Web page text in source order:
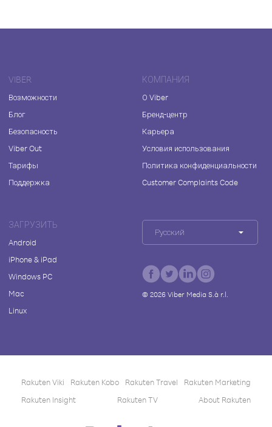
VIBER
Возможности
Блог
Безопасность
Viber Out
Тарифы
Поддержка
КОМПАНИЯ
О Viber
Бренд-центр
Карьера
Условия использования
Политика конфиденциальности
Customer Complaints Code
ЗАГРУЗИТЬ
Android
iPhone & iPad
Windows PC
Mac
Linux
Русский
© 2026Viber Media S.à r.l.
Rakuten Viki Rakuten Kobo Rakuten Travel
Rakuten Marketing
Rakuten Insight
Rakuten TV About Rakuten